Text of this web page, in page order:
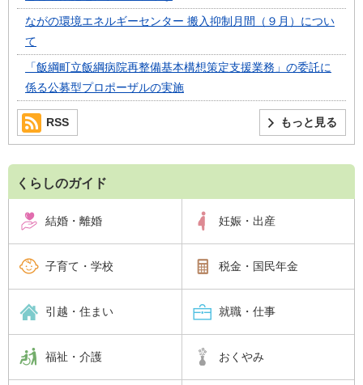
ながの環境エネルギーセンター 搬入抑制月間（９月）につい
て
「飯綱町立飯綱病院再整備基本構想策定支援業務」の委託に
係る公募型プロポーザルの実施
もっと見る
RSS
くらしのガイド
結婚・離婚 妊娠・出産
子育て・学校 税金・国民年金
引越・住まい 就職・仕事
福祉・介護 おくやみ